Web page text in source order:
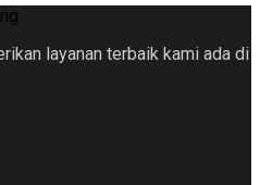
layanan terbaik kami ada di